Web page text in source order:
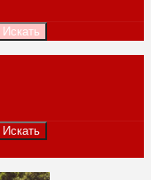
Искать
Искать